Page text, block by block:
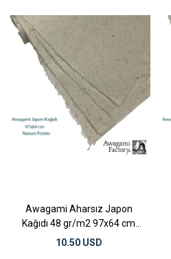
Awagami Aharsız Japon
Kağıdı 48 gr/m2 97x64 cm
Nature Potato
10.50 USD